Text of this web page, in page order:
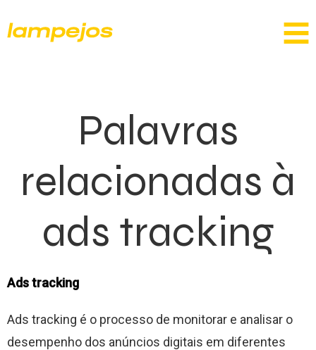
Palavras
relacionadas à
ads tracking
Ads tracking
Ads tracking é o processo de monitorar e analisar o
desempenho dos anúncios digitais em diferentes